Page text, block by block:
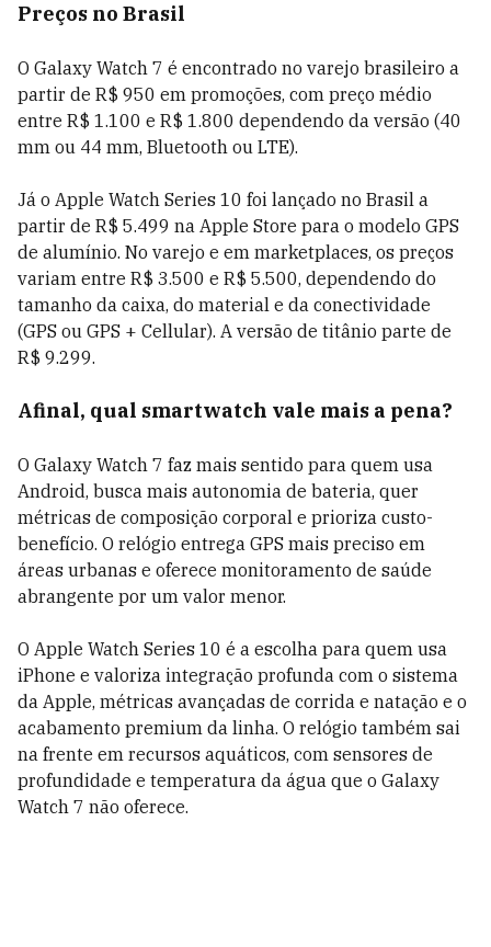
Preços no Brasil
O Galaxy Watch 7 é encontrado no varejo brasileiro a
partir de R$ 950 em promoções, com preço médio
entre R$ 1.100 e R$ 1.800 dependendo da versão (40
mm ou 44 mm, Bluetooth ou LTE).
Já o Apple Watch Series 10 foi lançado no Brasil a
partir de R$ 5.499 na Apple Store para o modelo GPS
de alumínio. No varejo e em marketplaces, os preços
variam entre R$ 3.500 e R$ 5.500, dependendo do
tamanho da caixa, do material e da conectividade
(GPS ou GPS + Cellular). A versão de titânio parte de
R$ 9.299.
Afinal, qual smartwatch vale mais a pena?
O Galaxy Watch 7 faz mais sentido para quem usa
Android, busca mais autonomia de bateria, quer
métricas de composição corporal e prioriza custo-
benefício. O relógio entrega GPS mais preciso em
áreas urbanas e oferece monitoramento de saúde
abrangente por um valor menor.
O Apple Watch Series 10 é a escolha para quem usa
iPhone e valoriza integração profunda com o sistema
da Apple, métricas avançadas de corrida e natação e o
acabamento premium da linha. O relógio também sai
na frente em recursos aquáticos, com sensores de
profundidade e temperatura da água que o Galaxy
Watch 7 não oferece.